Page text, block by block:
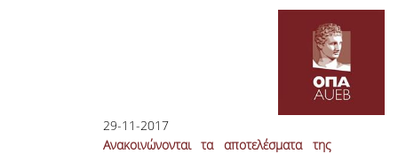
29-11-2017
Ανακοινώνονται τα αποτελέσματα της